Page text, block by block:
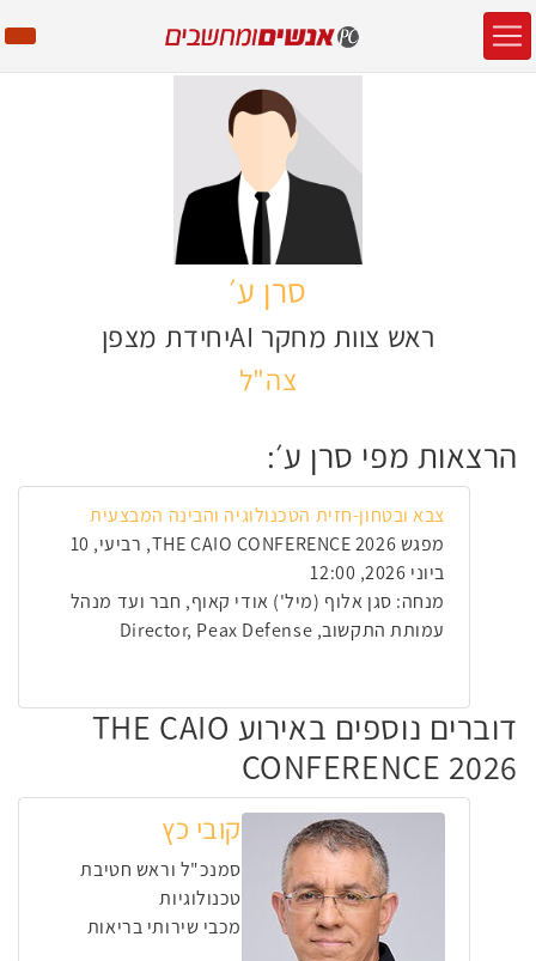
סרן ע׳
ראש צוות מחקר AIיחידת מצפן
צה"ל
הרצאות מפי סרן ע׳:
צבא ובטחון-חזית הטכנולוגיה והבינה המבצעית
מפגש THE CAIO CONFERENCE 2026, רביעי, 10
ביוני 2026, 12:00
מנחה: סגן אלוף (מיל') אודי קאוף, חבר ועד מנהל
עמותת התקשוב, Director, Peax Defense
דוברים נוספים באירוע THE CAIO
CONFERENCE 2026
קובי כץ
סמנכ"ל וראש חטיבת
טכנולוגיות
מכבי שירותי בריאות